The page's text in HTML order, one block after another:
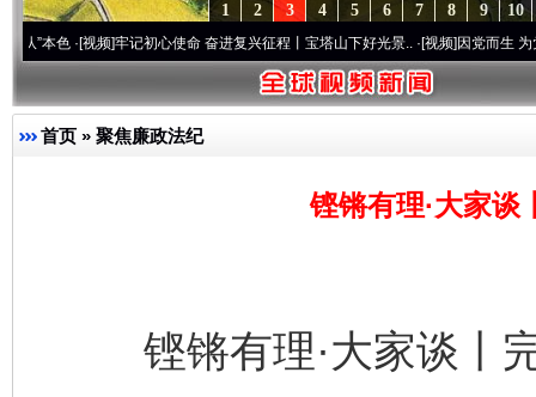
10
9
8
7
6
5
4
3
2
1
视频]牢记初心使命 奋进复兴征程丨宝塔山下好光景..·[视频]因党而生 为党而战——
首页 » 聚焦廉政法纪
铿锵有理·大家谈
铿锵有理·大家谈丨完